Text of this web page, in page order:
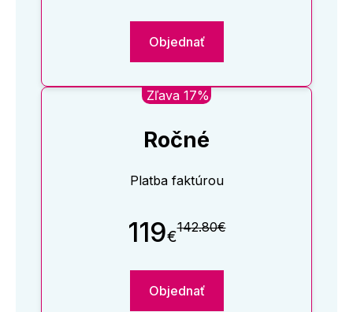
Objednať
Zľava 17%
Ročné
Platba faktúrou
119€142.80€
Objednať